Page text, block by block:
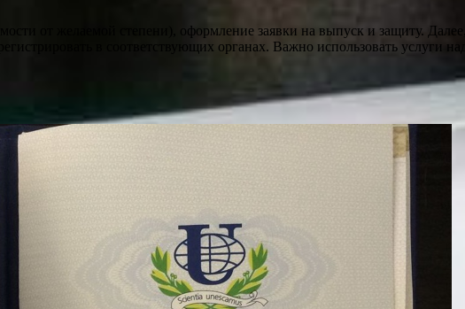
от желаемой степени), оформление заявки на выпуск и защиту.
в соответствующих органах. Важно использовать услуги